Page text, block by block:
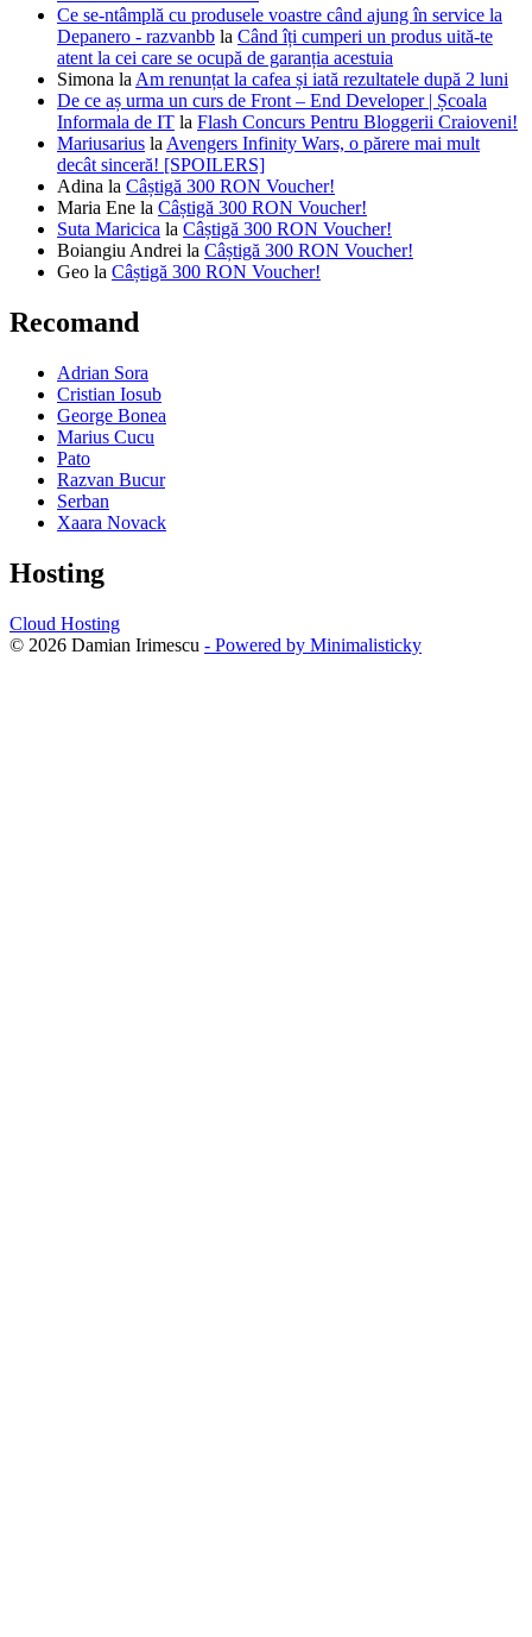
Ce se-ntâmplă cu produsele voastre când ajung în service la
Depanero - razvanbb la Când îți cumperi un produs uită-te
atent la cei care se ocupă de garanția acestuia
Simona la Am renunțat la cafea și iată rezultatele după 2 luni
De ce aș urma un curs de Front – End Developer | Școala
Informala de IT la Flash Concurs Pentru Bloggerii Craioveni!
Mariusarius la Avengers Infinity Wars, o părere mai mult
decât sinceră! [SPOILERS]
Adina la Câștigă 300 RON Voucher!
Maria Ene la Câștigă 300 RON Voucher!
Suta Maricica la Câștigă 300 RON Voucher!
Boiangiu Andrei la Câștigă 300 RON Voucher!
Geo la Câștigă 300 RON Voucher!
Recomand
Adrian Sora
Cristian Iosub
George Bonea
Marius Cucu
Pato
Razvan Bucur
Serban
Xaara Novack
Hosting
Cloud Hosting
© 2026 Damian Irimescu - Powered by Minimalisticky